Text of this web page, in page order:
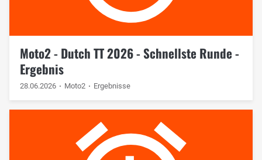
Moto2 - Dutch TT 2026 - Schnellste Runde -
Ergebnis
28.06.2026 Moto2 Ergebnisse